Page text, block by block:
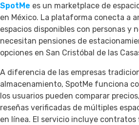
SpotMe es un marketplace de
en México. La plataforma conecta a
espacios disponibles con personas y
necesitan pensiones de
opciones en San Cristóbal de las
A diferencia de las empresas
almacenamiento, SpotMe funciona
los usuarios pueden comparar
reseñas verificadas de múltiples
en línea. El servicio incluye contratos